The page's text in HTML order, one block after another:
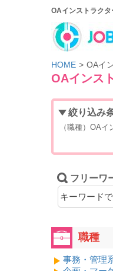
OAインストラク
HOME OAイ
OAインス
絞り込み
（職種）OA
フリーワ
職種
事務・管理